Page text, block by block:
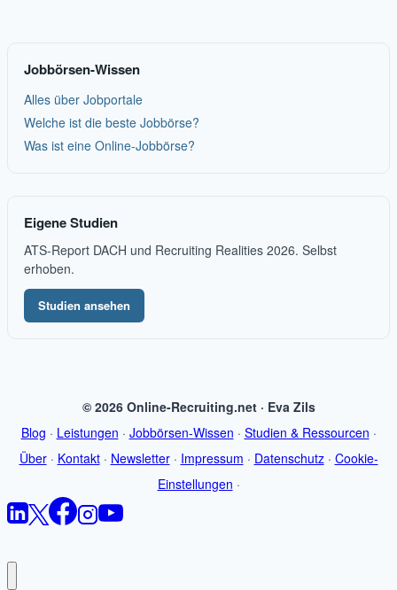
Jobbörsen-Wissen
Alles über Jobportale
Welche ist die beste Jobbörse?
Was ist eine Online-Jobbörse?
Eigene Studien
ATS-Report DACH und Recruiting Realities 2026. Selbst
erhoben.
Studien ansehen
© 2026 Online-Recruiting.net · Eva Zils
Blog · Leistungen · Jobbörsen-Wissen · Studien & Ressourcen ·
Über· Kontakt· Newsletter· Impressum · Datenschutz· Cookie-
Einstellungen ·